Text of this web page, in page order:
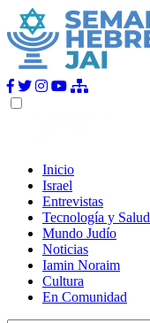
Inicio
Israel
Entrevistas
Tecnología y Salud
Mundo Judío
Noticias
Iamin Noraim
Cultura
En Comunidad